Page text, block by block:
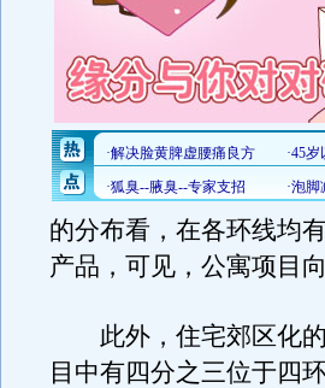
的分布看，在各环线均
产品，可见，公寓项目
此外，住宅郊区化的
目中有四分之三位于四